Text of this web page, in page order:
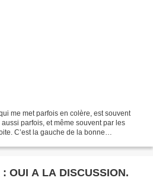
me met parfois en colère, est souvent
parfois, et même souvent par les
C’est la gauche de la bonne